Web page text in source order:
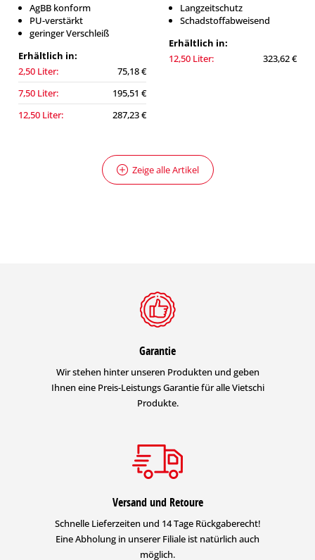
AgBB konform
PU-verstärkt
geringer Verschleiß
Erhältlich in:
2,50 Liter:
75,18 €
7,50 Liter:
195,51 €
12,50 Liter:
287,23 €
Langzeitschutz
Schadstoffabweisend
Erhältlich in:
12,50 Liter:
323,62 €
Zeige alle Artikel
Garantie
Wir stehen hinter unseren Produkten und geben
Ihnen eine Preis-Leistungs Garantie für alle Vietschi
Produkte.
Versand und Retoure
Schnelle Lieferzeiten und 14 Tage Rückgaberecht!
Eine Abholung in unserer Filiale ist natürlich auch
möglich.